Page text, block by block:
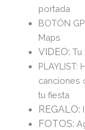
portada
BOTÓN
Maps
VIDEO: Tu
PLAYLIST:
canciones
tu fiesta
REGALO:
FOTOS: